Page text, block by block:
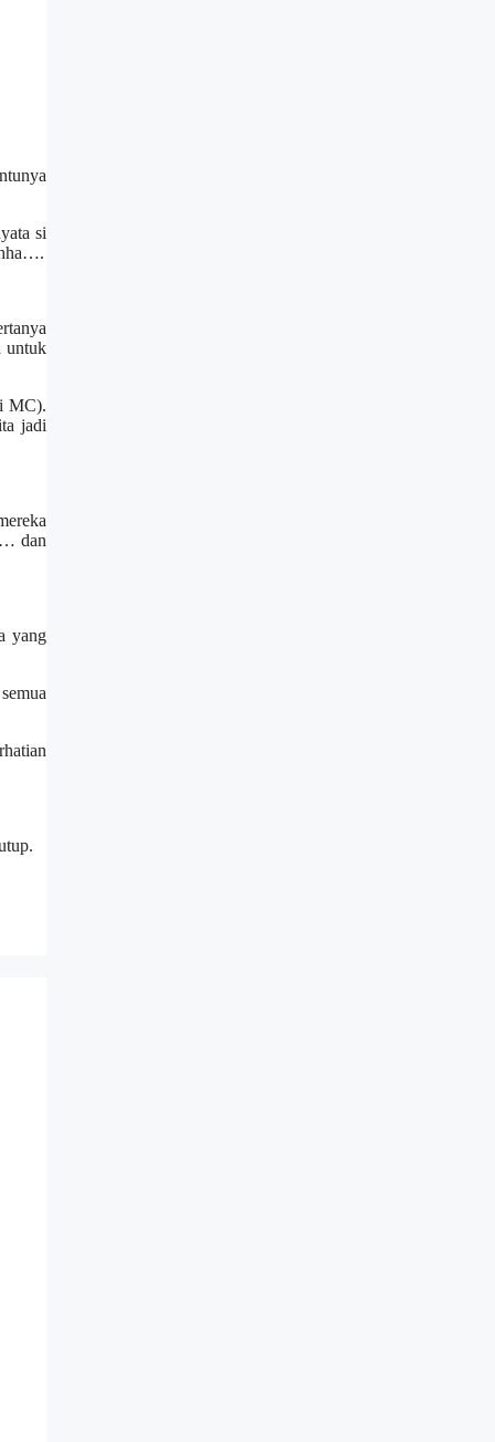
si
untuk
MC).
jadi
dan
yang